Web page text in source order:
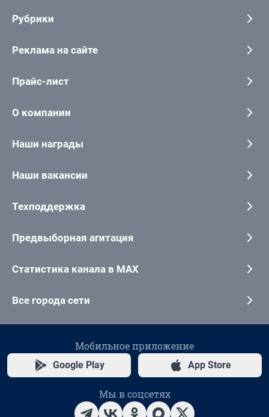
Рубрики
Реклама на сайте
Прайс-лист
О компании
Наши награды
Наши вакансии
Техподдержка
Предвыборная агитация
Статистика канала в MAX
Все города сети
Мобильное приложение
Google Play App Store
Мы в соцсетях